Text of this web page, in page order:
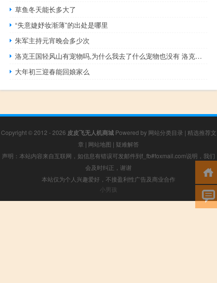
草鱼冬天能长多大了
“失意婕妤妆渐薄”的出处是哪里
朱军主持元宵晚会多少次
洛克王国轻风山有宠物吗,为什么我去了什么宠物也没有 洛克王国怎么去轻风山
大年初三迎春能回娘家么
Copyright © 2012 - 2026 皮皮飞无人机商城Powered by 网站分类目录 | 精选推荐文
章 | 网站地图 | 疑难解答
声明：本站内容来自互联网，如信息有错误可发邮件到f_fb#foxmail.com说明，我们
会及时纠正，谢谢
本站仅为个人兴趣爱好，不接盈利性广告及商业合作
小男孩